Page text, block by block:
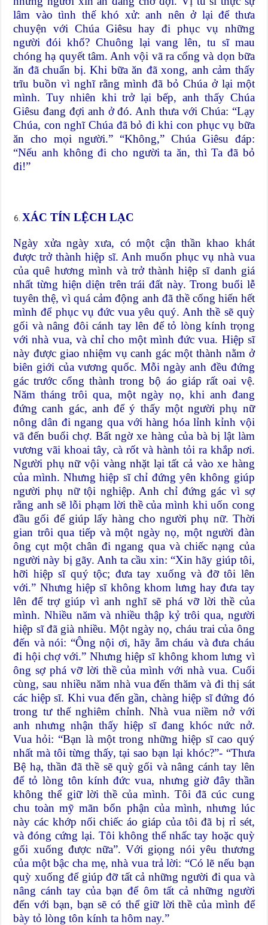
lâm vào tình thế khó xử: anh nên ở lại để thưa
chuyện với Chúa Giêsu hay đi phục vụ những
người đói khổ? Chuông lại vang lên, tu sĩ mau
chóng hạ quyết tâm. Anh vội vã ra cổng và dọn bữa
ăn đã chuẩn bị. Khi bữa ăn đã xong, anh cảm thấy
trĩu buồn vì nghĩ rằng mình đã bỏ Chúa ở lại một
mình. Tuy nhiên khi trở lại bếp, anh thấy Chúa
Giêsu đang đợi anh ở đó. Anh thưa với Chúa: “Lạy
Chúa, con nghĩ Chúa đã bỏ đi khi con phục vụ bữa
ăn cho mọi người.” “Không,” Chúa Giêsu đáp:
“Nếu anh không đi cho người ta ăn, thì Ta đã bỏ
đi!”
XÁC TÍN LỆCH LẠC
Ngày xửa ngày xưa, có một cận thần khao khát
được trở thành hiệp sĩ. Anh muốn phục vụ nhà vua
của quê hương mình và trở thành hiệp sĩ danh giá
nhất từng hiện diện trên trái đất này. Trong buổi lễ
tuyên thệ, vì quá cảm động anh đã thề cống hiến hết
mình để phục vụ đức vua yêu quý. Anh thề sẽ quỳ
gối và nâng đôi cánh tay lên để tỏ lòng kính trọng
với nhà vua, và chỉ cho một mình đức vua. Hiệp sĩ
này được giao nhiệm vụ canh gác một thành nằm ở
biên giới của vương quốc. Mỗi ngày anh đều đứng
gác trước cổng thành trong bộ áo giáp rất oai vệ.
Năm tháng trôi qua, một ngày nọ, khi anh đang
đứng canh gác, anh để ý thấy một người phụ nữ
nông dân đi ngang qua với hàng hóa lỉnh kỉnh vội
vã đến buổi chợ. Bất ngờ xe hàng của bà bị lật làm
vương vãi khoai tây, cà rốt và hành tỏi ra khắp nơi.
Người phụ nữ vội vàng nhặt lại tất cả vào xe hàng
của mình. Nhưng hiệp sĩ chỉ đứng yên không giúp
người phụ nữ tội nghiệp. Anh chỉ đứng gác vì sợ
rằng anh sẽ lỗi phạm lời thề của mình khi uốn cong
đầu gối để giúp lấy hàng cho người phụ nữ. Thời
gian trôi qua tiếp và một ngày nọ, một người đàn
ông cụt một chân đi ngang qua và chiếc nạng của
người này bị gãy. Anh ta cầu xin: “Xin hãy giúp tôi,
hỡi hiệp sĩ quý tộc; đưa tay xuống và đỡ tôi lên
với.” Nhưng hiệp sĩ không khom lưng hay đưa tay
lên để trợ giúp vì anh nghĩ sẽ phá vỡ lời thề của
mình. Nhiều năm và nhiều thập kỷ trôi qua, người
hiệp sĩ đã già nhiều. Một ngày nọ, cháu trai của ông
đến và nói: “Ông nội ơi, hãy ẵm cháu và đưa cháu
đi hội chợ với.” Nhưng hiệp sĩ không khom lưng vì
ông sợ phá vỡ lời thề của mình với nhà vua. Cuối
cùng, sau nhiều năm nhà vua đến thăm và đi thị sát
các hiệp sĩ. Khi vua đến gần, chàng hiệp sĩ đứng đó
trong tư thế nghiêm chỉnh. Nhà vua niềm nở với
anh nhưng nhận thấy hiệp sĩ đang khóc nức nở.
Vua hỏi: “Bạn là một trong những hiệp sĩ cao quý
nhất mà tôi từng thấy, tại sao bạn lại khóc?”- “Thưa
Bệ hạ, thần đã thề sẽ quỳ gối và nâng cánh tay lên
để tỏ lòng tôn kính đức vua, nhưng giờ đây thần
không thể giữ lời thề của mình. Tôi đã cúc cung
chu toàn mỹ mãn bổn phận của mình, nhưng lúc
này các khớp nối chiếc áo giáp của tôi đã bị rỉ sét,
và đóng cứng lại. Tôi không thể nhấc tay hoặc quỳ
gối xuống được nữa”. Với giọng nói yêu thương
của một bậc cha mẹ, nhà vua trả lời: “Có lẽ nếu bạn
quỳ xuống để giúp đỡ tất cả những người đi qua và
nâng cánh tay của bạn để ôm tất cả những người
đến với bạn, bạn sẽ có thể giữ lời thề của mình để
bày tỏ lòng tôn kính ta hôm nay.”